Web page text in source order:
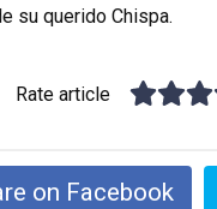
su querido Chispa.
Rate article
on Facebook